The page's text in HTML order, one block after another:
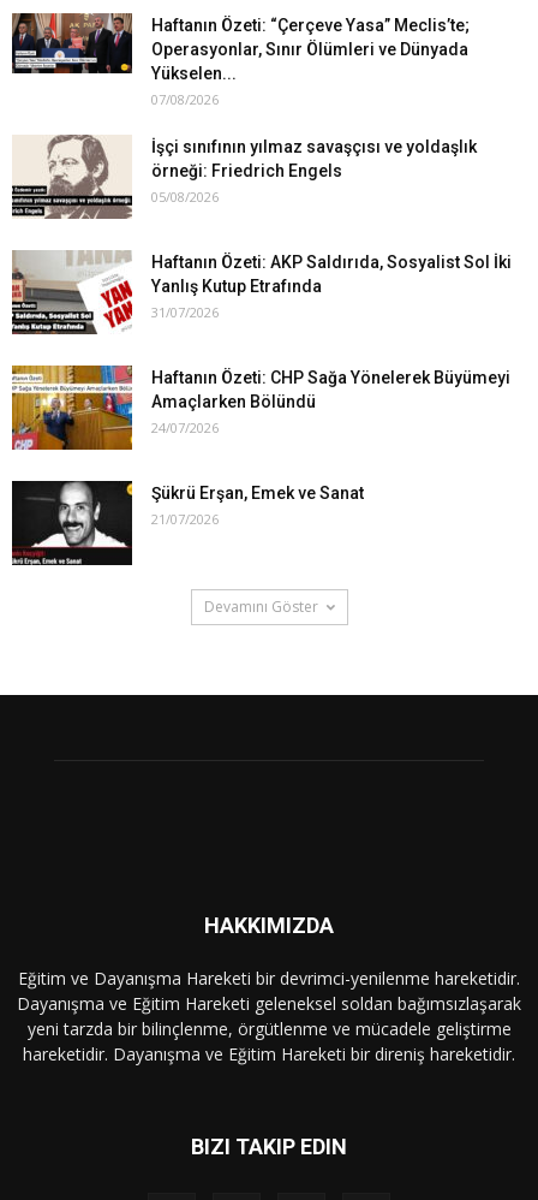
Haftanın Özeti: “Çerçeve Yasa” Meclis’te;
Operasyonlar, Sınır Ölümleri ve Dünyada
Yükselen...
07/08/2026
İşçi sınıfının yılmaz savaşçısı ve yoldaşlık
örneği: Friedrich Engels
05/08/2026
Haftanın Özeti: AKP Saldırıda, Sosyalist Sol İki
Yanlış Kutup Etrafında
31/07/2026
Haftanın Özeti: CHP Sağa Yönelerek Büyümeyi
Amaçlarken Bölündü
24/07/2026
Şükrü Erşan, Emek ve Sanat
21/07/2026
Devamını Göster
HAKKIMIZDA
Eğitim ve Dayanışma Hareketi bir devrimci-yenilenme hareketidir.
Dayanışma ve Eğitim Hareketi geleneksel soldan bağımsızlaşarak
yeni tarzda bir bilinçlenme, örgütlenme ve mücadele geliştirme
hareketidir. Dayanışma ve Eğitim Hareketi bir direniş hareketidir.
BIZI TAKIP EDIN